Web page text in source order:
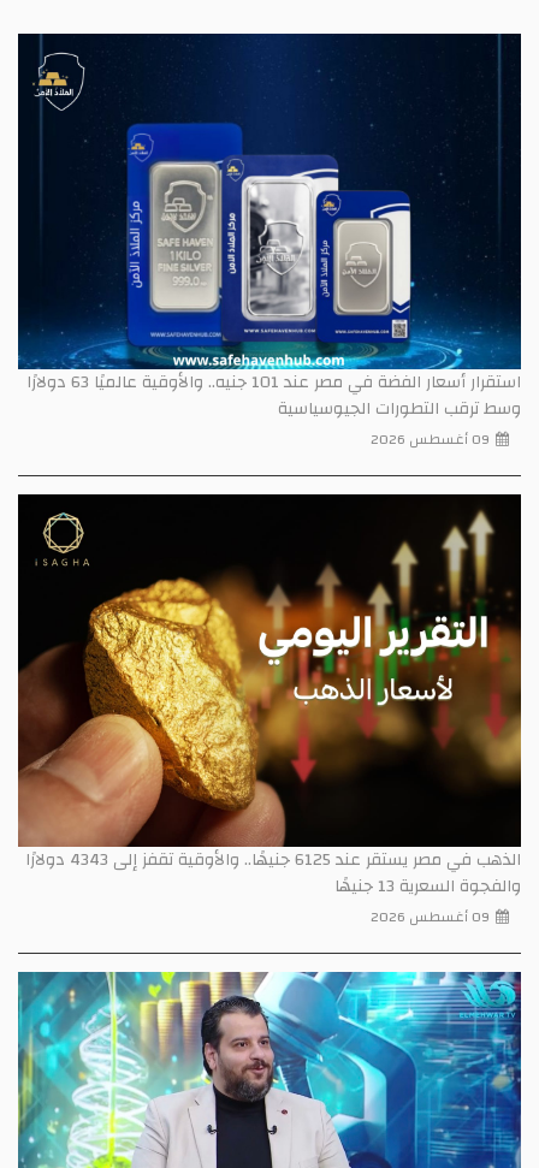
استقرار أسعار الفضة في مصر عند 101 جنيه.. والأوقية عالميًا 63 دولارًا
وسط ترقب التطورات الجيوسياسية
09 أغسطس 2026
الذهب في مصر يستقر عند 6125 جنيهًا.. والأوقية تقفز إلى 4343 دولارًا
والفجوة السعرية 13 جنيهًا
09 أغسطس 2026